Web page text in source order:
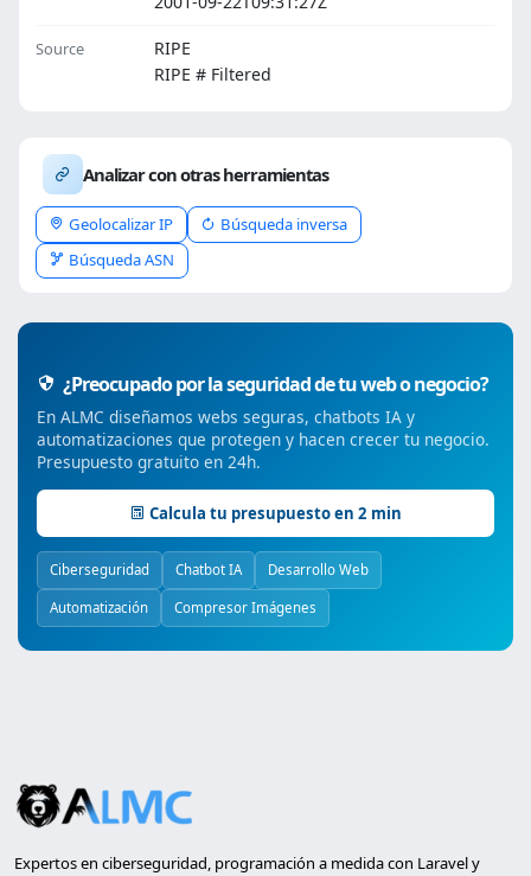
Source
RIPE
RIPE # Filtered
Analizar con otras herramientas
Geolocalizar IP
Búsqueda inversa
Búsqueda ASN
¿Preocupado por la seguridad de tu web o negocio?
En ALMC diseñamos webs seguras, chatbots IA y
automatizaciones que protegen y hacen crecer tu negocio.
Presupuesto gratuito en 24h.
Calcula tu presupuesto en 2 min
Ciberseguridad Chatbot IA Desarrollo Web
Automatización Compresor Imágenes
Expertos en ciberseguridad, programación a medida con Laravel y